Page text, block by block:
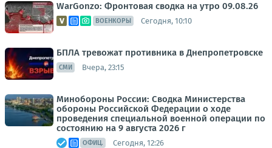
WarGonzo: Фронтовая сводка на утро 09.08.26
ВОЕНКОРЫ Сегодня, 10:10
БПЛА тревожат противника в Днепропетровске
СМИ Вчера, 23:15
Минобороны России: Сводка Министерства
обороны Российской Федерации о ходе
проведения специальной военной операции по
состоянию на 9 августа 2026 г
ОФИЦ. Сегодня, 12:26